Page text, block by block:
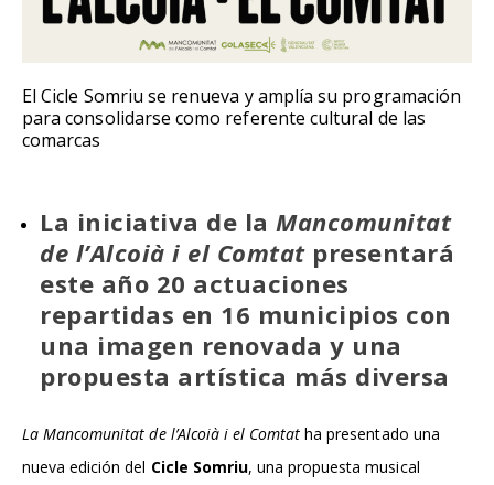
El Cicle Somriu se renueva y amplía su programación
para consolidarse como referente cultural de las
comarcas
La iniciativa de la Mancomunitat
de l’Alcoià i el Comtatpresentará
este año 20 actuaciones
repartidas en 16 municipios con
una imagen renovada y una
propuesta artística más diversa
La Mancomunitat de l’Alcoià i el Comtat ha presentado una
nueva edición del Cicle Somriu, una propuesta musical